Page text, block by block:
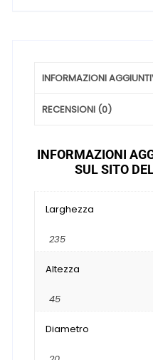
INFORMAZIONI
RECENSIONI (0)
INFORMAZIONI
SUL SITO
Larghezza
235
Altezza
45
Diametro